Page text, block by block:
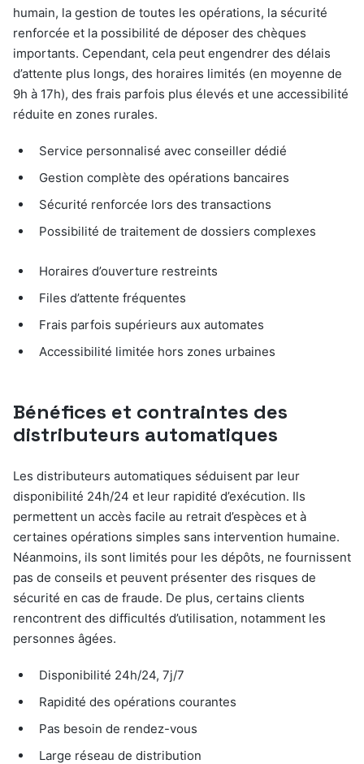
humain, la gestion de toutes les opérations, la sécurité
renforcée et la possibilité de déposer des chèques
importants. Cependant, cela peut engendrer des délais
d’attente plus longs, des horaires limités (en moyenne de
9h à 17h), des frais parfois plus élevés et une accessibilité
réduite en zones rurales.
Service personnalisé avec conseiller dédié
Gestion complète des opérations bancaires
Sécurité renforcée lors des transactions
Possibilité de traitement de dossiers complexes
Horaires d’ouverture restreints
Files d’attente fréquentes
Frais parfois supérieurs aux automates
Accessibilité limitée hors zones urbaines
Bénéfices et contraintes des
distributeurs automatiques
Les distributeurs automatiques séduisent par leur
disponibilité 24h/24 et leur rapidité d’exécution. Ils
permettent un accès facile au retrait d’espèces et à
certaines opérations simples sans intervention humaine.
Néanmoins, ils sont limités pour les dépôts, ne fournissent
pas de conseils et peuvent présenter des risques de
sécurité en cas de fraude. De plus, certains clients
rencontrent des difficultés d’utilisation, notamment les
personnes âgées.
Disponibilité 24h/24, 7j/7
Rapidité des opérations courantes
Pas besoin de rendez-vous
Large réseau de distribution